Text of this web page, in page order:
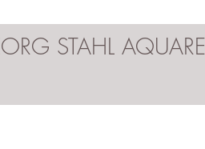
STAHL